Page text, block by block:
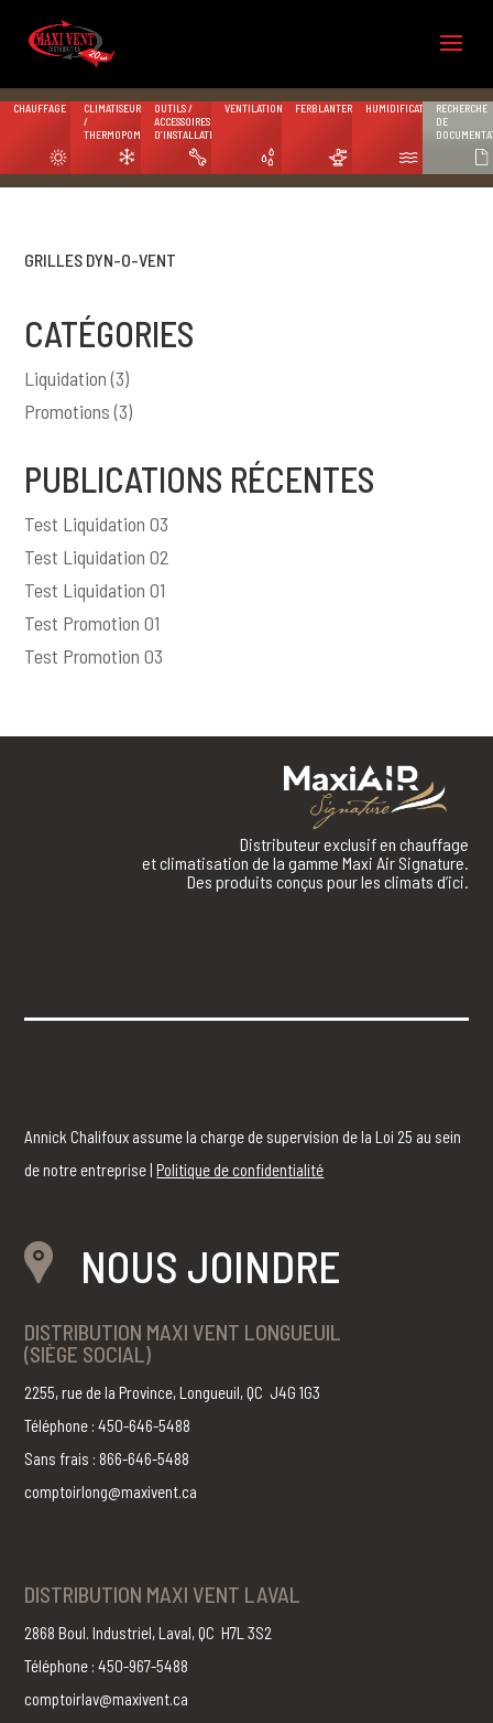
CHAUFFAGE
CLIMATISEURS
/
THERMOPOMPES
OUTILS /
ACCESSOIRES
D’INSTALLATION
VENTILATION FERBLANTERIE HUMIDIFICATIONRECHERCHE
DE
GRILLES DYN-O-VENT
CATÉGORIES
Liquidation(3)
Promotions(3)
PUBLICATIONS RÉCENTES
Test Liquidation 03
Test Liquidation 02
Test Liquidation 01
Test Promotion 01
Test Promotion 03
Distributeur exclusif en chauffage
et climatisation de la gamme Maxi Air Signature.
Des produits conçus pour les climats d’ici.
Annick Chalifoux assume la charge de supervision de la Loi 25 au sein
de notre entreprise |Politique de confidentialité
NOUS JOINDRE
DISTRIBUTION MAXI VENT LONGUEUIL
(SIÈGE SOCIAL)
2255, rue de la Province, Longueuil, QC J4G 1G3
Téléphone : 450-646-5488
Sans frais : 866-646-5488
comptoirlong@maxivent.ca
DISTRIBUTION MAXI VENT LAVAL
2868 Boul. Industriel, Laval, QC H7L 3S2
Téléphone : 450-967-5488
comptoirlav@maxivent.ca